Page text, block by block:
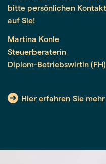
bitte persönlichen
auf Sie!
Martina Konle
Steuerberaterin
Diplom-Betriebswirtin (FH)
Hier erfahren Sie